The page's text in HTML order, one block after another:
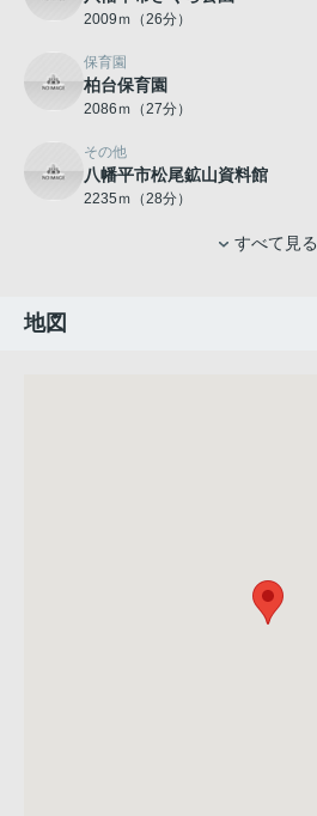
2009ｍ（26分）
保育園
柏台保育園
2086ｍ（27分）
その他
八幡平市松尾鉱山資料館
2235ｍ（28分）
すべて見る
地図